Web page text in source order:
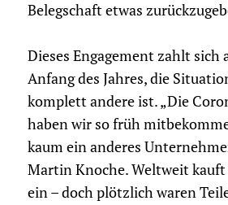
Belegschaft etwas
Dieses Engagement zahlt sich
Anfang des Jahres, die
komplett andere ist. „Die
haben wir so früh
kaum ein anderes
Martin Knoche. Weltweit kauft
ein – doch plötzlich waren